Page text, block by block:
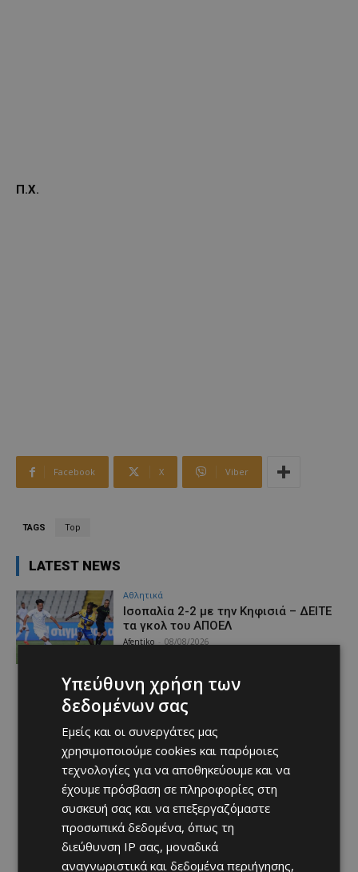
Π.Χ.
Facebook X Viber
TAGS Top
LATEST NEWS
Αθλητικά
Iσοπαλία 2-2 με την Κηφισιά – ΔΕΙΤΕ
τα γκολ του ΑΠΟΕΛ
Afentiko - 08/08/2026
Υπεύθυνη χρήση των
δεδομένων σας
Εμείς και οι συνεργάτες μας
χρησιμοποιούμε cookies και παρόμοιες
τεχνολογίες για να αποθηκεύουμε και να
έχουμε πρόσβαση σε πληροφορίες στη
συσκευή σας και να επεξεργαζόμαστε
προσωπικά δεδομένα, όπως τη
διεύθυνση IP σας, μοναδικά
αναγνωριστικά και δεδομένα περιήγησης,